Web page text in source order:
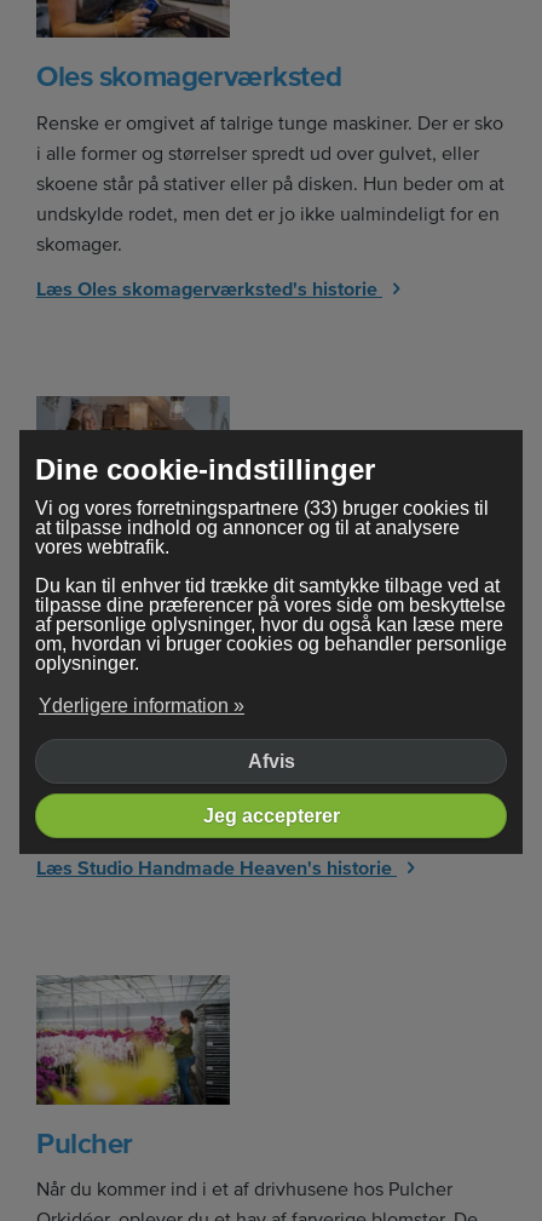
Oles skomagerværksted
Renske er omgivet af talrige tunge maskiner. Der er sko
i alle former og størrelser spredt ud over gulvet, eller
skoene står på stativer eller på disken. Hun beder om at
undskylde rodet, men det er jo ikke ualmindeligt for en
skomager.
Læs Oles skomagerværksted's historie
Studio Handmade Heaven
Studio Handmade Heaven, der ligger på en smuk
sidegade i “Dappermarkt” i Amsterdam-Øst, er enhver
hobbyists nirvana. I butikken er der mange skabe fyldt
stoffer og strikkegarner i alle mulige farver. Mange
Der er et lille bibliotek med bøger om hækling,
strikning, tøjfarvning og der hænger diverse
makramékunstværker på væggen.
Læs Studio Handmade Heaven's historie
Pulcher
Når du kommer ind i et af drivhusene hos Pulcher
Dine cookie-indstillinger
Vi og vores forretningspartnere (33) bruger cookies til
at tilpasse indhold og annoncer og til at analysere
vores webtrafik.
Du kan til enhver tid trække dit samtykke tilbage ved at
tilpasse dine præferencer på vores side om beskyttelse
af personlige oplysninger, hvor du også kan læse mere
om, hvordan vi bruger cookies og behandler personlige
oplysninger.
Yderligere information »
Afvis
Jeg accepterer